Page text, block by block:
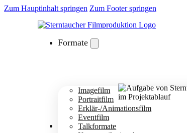
Zum Hauptinhalt springen Zum Footer springen
Formate
Imagefilm
Portraitfilm
Erklär-/Animationsfilm
Eventfilm
Talkformate
Branchen